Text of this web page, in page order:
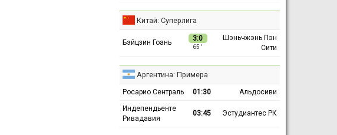
Китай: Суперлига
Бэйцзин Гоань 3:0
65 ′
Шэньчжэнь Пэн
Сити
Аргентина: Примера
Росарио Сентраль 01:30
Альдосиви
Индепендьенте
Ривадавия
03:45 Эстудиантес РК